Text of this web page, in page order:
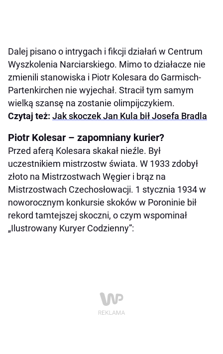
Dalej pisano o intrygach i fikcji działań w Centrum
Wyszkolenia Narciarskiego. Mimo to działacze nie
zmienili stanowiska i Piotr Kolesara do Garmisch-
Partenkirchen nie wyjechał. Stracił tym samym
wielką szansę na zostanie olimpijczykiem.
Czytaj też: Jak skoczek Jan Kula bił Josefa Bradla
Piotr Kolesar – zapomniany kurier?
Przed aferą Kolesara skakał nieźle. Był
uczestnikiem mistrzostw świata. W 1933 zdobył
złoto na Mistrzostwach Węgier i brąz na
Mistrzostwach Czechosłowacji. 1 stycznia 1934 w
noworocznym konkursie skoków w Poroninie bił
rekord tamtejszej skoczni, o czym wspominał
„Ilustrowany Kuryer Codzienny”: